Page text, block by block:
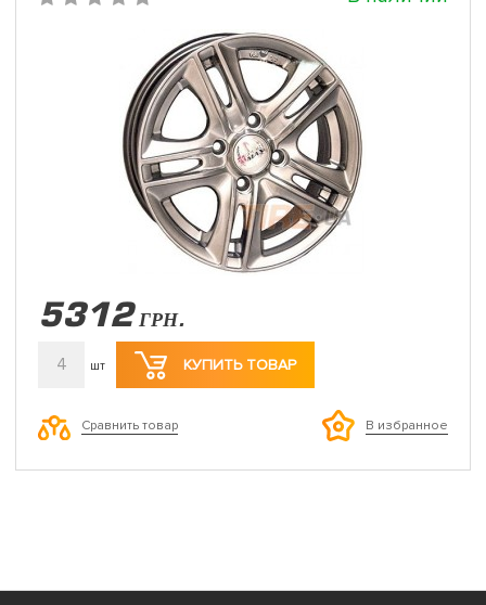
5312 ГРН.
4 шт КУПИТЬ ТОВАР
Сравнить товар В избранное